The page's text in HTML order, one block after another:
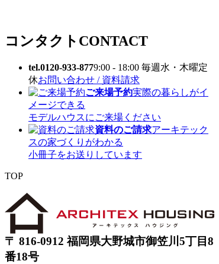
コンタクト CONTACT
tel.0120-933-8779:00 - 18:00 毎週水・木曜定
休お問い合わせ / 資料請求
ご来場予約実際の暮らしがイ
メージできる
モデルハウスにご来場ください
資料のご請求アーキテック
スの家づくりがわかる
小冊子をお送りしています
TOP
〒 816-0912 福岡県大野城市御笠川5丁目8
番18号